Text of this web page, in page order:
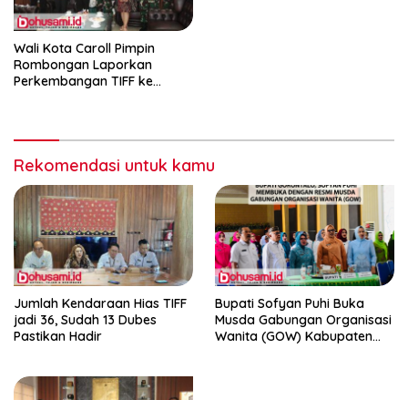
Wali Kota Caroll Pimpin
Rombongan Laporkan
Perkembangan TIFF ke
Rekomendasi untuk kamu
Jumlah Kendaraan Hias TIFF
jadi 36, Sudah 13 Dubes
Pastikan Hadir
Bupati Sofyan Puhi Buka
Musda Gabungan Organisasi
Wanita (GOW) Kabupaten